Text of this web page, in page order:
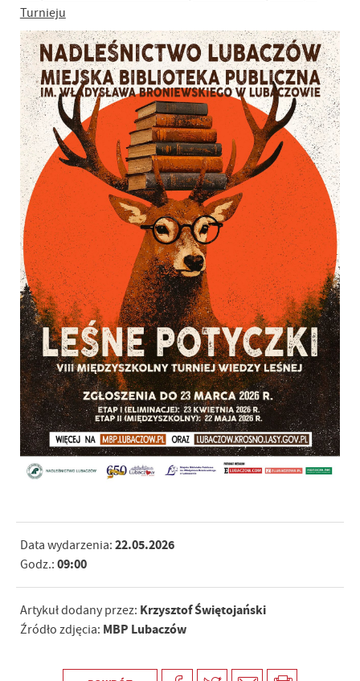
Turnieju
Data wydarzenia: 22.05.2026
Godz.: 09:00
Artykuł dodany przez: Krzysztof Świętojański
Źródło zdjęcia: MBP Lubaczów